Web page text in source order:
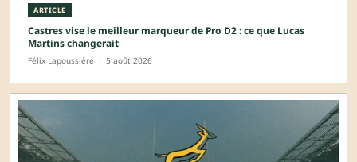
ARTICLE
Castres vise le meilleur marqueur de Pro D2 : ce que Lucas
Martins changerait
Félix Lapoussière · 5 août 2026